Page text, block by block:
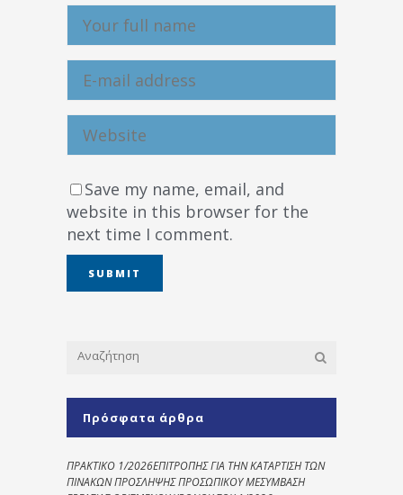
Save my name, email, and
website in this browser for the
next time I comment.
Πρόσφατα άρθρα
ΠΡΑΚΤΙΚΟ 1/2026ΕΠΙΤΡΟΠΗΣ ΓΙΑ ΤΗΝ ΚΑΤΑΡΤΙΣΗ ΤΩΝ
ΠΙΝΑΚΩΝ ΠΡΟΣΛΗΨΗΣ ΠΡΟΣΩΠΙΚΟΥ ΜΕΣΥΜΒΑΣΗ